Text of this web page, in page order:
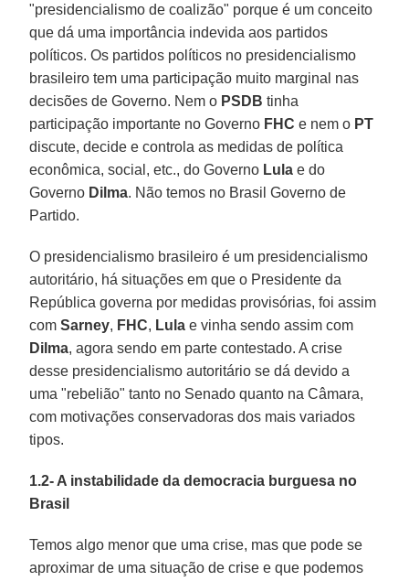
"presidencialismo de coalizão" porque é um conceito
que dá uma importância indevida aos partidos
políticos. Os partidos políticos no presidencialismo
brasileiro tem uma participação muito marginal nas
decisões de Governo. Nem o PSDB tinha
participação importante no Governo FHC e nem o PT
discute, decide e controla as medidas de política
econômica, social, etc., do Governo Lula e do
Governo Dilma. Não temos no Brasil Governo de
Partido.
O presidencialismo brasileiro é um presidencialismo
autoritário, há situações em que o Presidente da
República governa por medidas provisórias, foi assim
comSarney, FHC, Lula e vinha sendo assim com
Dilma, agora sendo em parte contestado. A crise
desse presidencialismo autoritário se dá devido a
uma "rebelião" tanto no Senado quanto na Câmara,
com motivações conservadoras dos mais variados
tipos.
1.2- A instabilidade da democracia burguesa no
Brasil
Temos algo menor que uma crise, mas que pode se
aproximar de uma situação de crise e que podemos